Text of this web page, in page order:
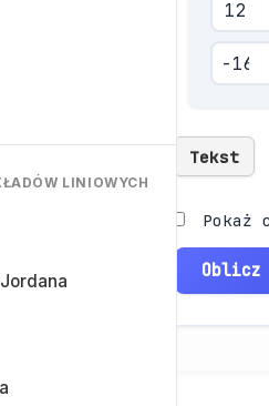
LINIOWYCH
Tekst
Pokaż
Oblicz